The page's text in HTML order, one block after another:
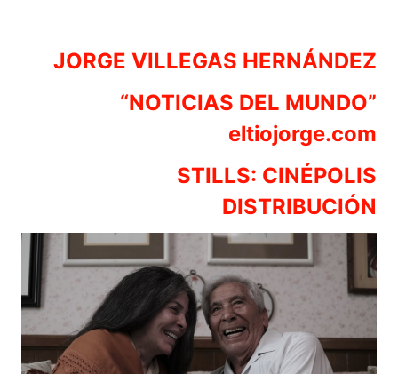
JORGE VILLEGAS HERNÁNDEZ
“NOTICIAS DEL MUNDO”
eltiojorge.com
STILLS: CINÉPOLIS
DISTRIBUCIÓN